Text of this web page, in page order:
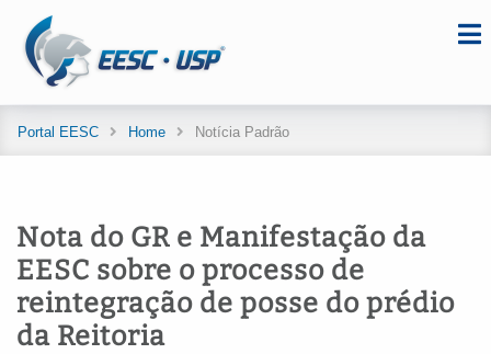
Portal EESC Home Notícia Padrão
Nota do GR e Manifestação da
EESC sobre o processo de
reintegração de posse do prédio
da Reitoria